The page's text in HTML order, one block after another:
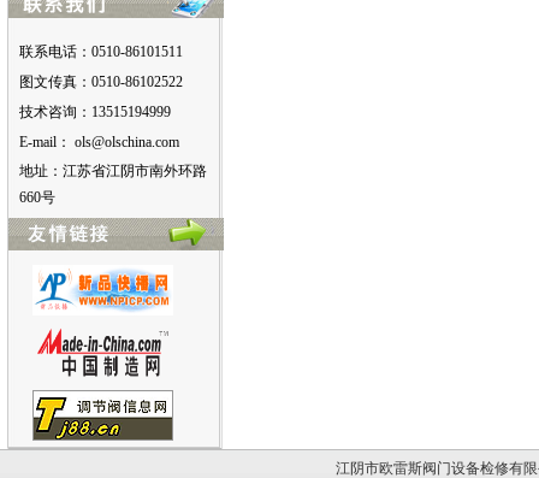
联系电话：0510-86101511
图文传真：0510-86102522
技术咨询：13515194999
E-mail： moc.anihcslo@slo
地址：江苏省江阴市南外环路
660号
江阴市欧雷斯阀门设备检修有限